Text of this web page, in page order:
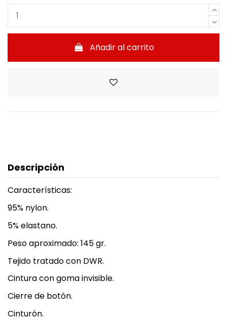
Añadir al carrito
Descripción
Características:
95% nylon.
5% elastano.
Peso aproximado: 145 gr.
Tejido tratado con DWR.
Cintura con goma invisible.
Cierre de botón.
Cinturón.